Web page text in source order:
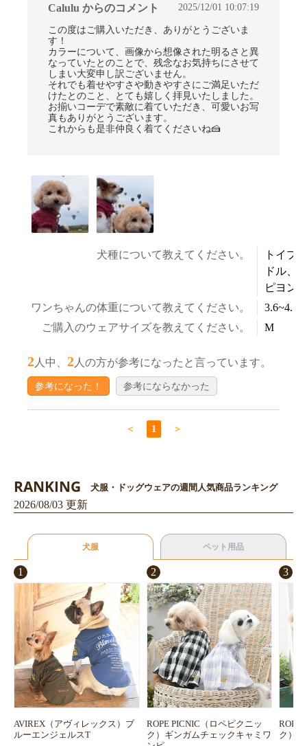
Calulu からのコメント 2025/12/01 10:07:19
この度はご購入いただき、ありがとうございま
す！
カラーについて、画像から想像された明るさと異
なっていたとのことで、残念なお気持ちにさせて
しまい大変申し訳ございません。
それでも着せやすさや動きやすさにご満足いただ
けたとのこと、とても嬉しく拝見いたしました。
お揃いコーデで素敵に着ていただき、可愛いお写
真もありがとうございます。
これからも是非仲良く着てくださいね🍰
犬種について教えてください。
トイプ
ドル、
ピヨン
ワンちゃんの体重について教えてください。
ご購入のウェアサイズを教えてください。
M
2 人中、 2 人の方が参考になったと言っています。
参考になった！ 参考にならなかった
＜ 1 ＞
RANKING 犬服・ドッグウェアの週間人気商品ランキング
2026/08/03 更新
犬服 ペット用品
1
AVIREX（アヴィレックス）ブ
ルーエンジェルスT
2
ROPE PICNIC（ロペピクニッ
ク）ギンガムチェックキャミワ
3
ROPE
ク）